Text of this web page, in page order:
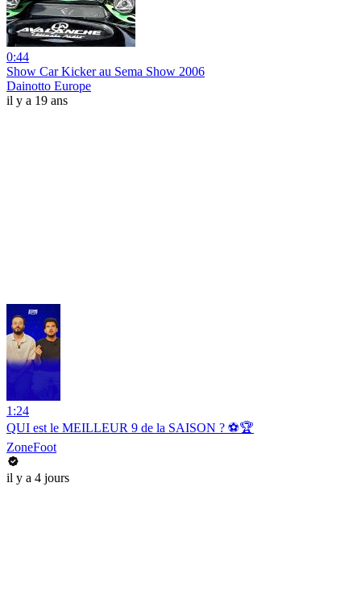
0:44
Show Car Kicker au Sema Show 2006
Dainotto Europe
il y a 19 ans
1:24
QUI est le MEILLEUR 9 de la SAISON ? ⚽️🏆
ZoneFoot
il y a 4 jours